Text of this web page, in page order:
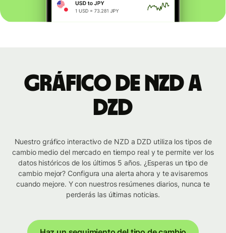
Gráfico de NZD a
DZD
Nuestro gráfico interactivo de NZD a DZD utiliza los tipos de
cambio medio del mercado en tiempo real y te permite ver los
datos históricos de los últimos 5 años. ¿Esperas un tipo de
cambio mejor? Configura una alerta ahora y te avisaremos
cuando mejore. Y con nuestros resúmenes diarios, nunca te
perderás las últimas noticias.